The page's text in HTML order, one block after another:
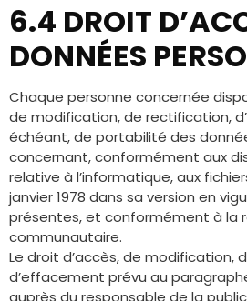
6.4 DROIT
DONNÉES
Chaque personne concernée
de modification, de rectification,
échéant, de portabilité des
concernant, conformément aux
relative à l’informatique, aux
janvier 1978 dans sa version en
présentes, et conformément à la
communautaire.
Le droit d’accès, de modification,
d’effacement prévu au
auprès du responsable de la